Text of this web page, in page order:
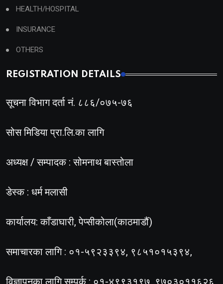
HEALTH/HOSPITAL
INSURANCE
OTHERS
REGISTRATION DETAILS
सूचना विभाग दर्ता नं. ८८६/०७५-७६
सोस मिडिया प्रा.लि.का लागि
अध्यक्ष / सम्पादक : सोमनाथ बास्तोला
डेस्क : धर्म मलासी
कार्यालय: काँडाघारी, पेप्सीकोला(काठमाडौं)
समाचारका लागि : ०१-५९२३३९४, ९८५१०१५३९४,